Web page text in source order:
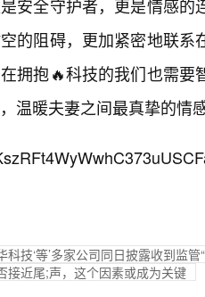
安全守护者，更是情感
的阻碍，更加紧密地联
拥抱🔥科技的我们也需
温暖夫妻之间最真挚的情
科技‘等’多家公司同日披露收到监
接近尾;声，这个因素或成为关键